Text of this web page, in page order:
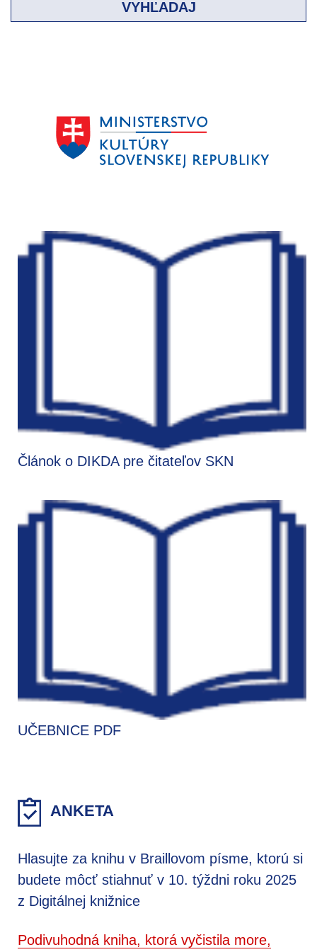
VYHĽADAJ
Článok o DIKDA pre čitateľov SKN
UČEBNICE PDF
ANKETA
Hlasujte za knihu v Braillovom písme, ktorú si
budete môcť stiahnuť v 10. týždni roku 2025
z Digitálnej knižnice
Podivuhodná kniha, ktorá vyčistila more,